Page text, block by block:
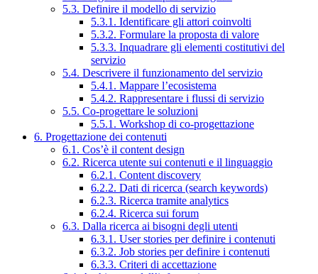
5.3. Definire il modello di servizio
5.3.1. Identificare gli attori coinvolti
5.3.2. Formulare la proposta di valore
5.3.3. Inquadrare gli elementi costitutivi del
servizio
5.4. Descrivere il funzionamento del servizio
5.4.1. Mappare l’ecosistema
5.4.2. Rappresentare i flussi di servizio
5.5. Co-progettare le soluzioni
5.5.1. Workshop di co-progettazione
6. Progettazione dei contenuti
6.1. Cos’è il content design
6.2. Ricerca utente sui contenuti e il linguaggio
6.2.1. Content discovery
6.2.2. Dati di ricerca (search keywords)
6.2.3. Ricerca tramite analytics
6.2.4. Ricerca sui forum
6.3. Dalla ricerca ai bisogni degli utenti
6.3.1. User stories per definire i contenuti
6.3.2. Job stories per definire i contenuti
6.3.3. Criteri di accettazione